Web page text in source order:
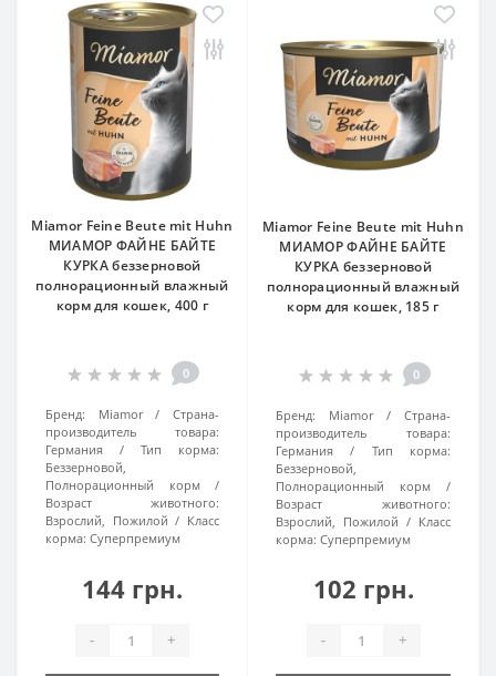
Miamor Feine Beute mit Huhn
МИАМОР ФАЙНЕ БАЙТЕ
КУРКА беззерновой
полнорационный влажный
корм для кошек, 400 г
0
Бренд: Miamor
Страна-
производитель товара:
Германия
Тип корма:
Беззерновой,
Полнорационный корм
Возраст животного:
Взрослий, Пожилой
Класс
корма: Суперпремиум
144 грн.
- +
Miamor Feine Beute mit Huhn
МИАМОР ФАЙНЕ БАЙТЕ
КУРКА беззерновой
полнорационный влажный
корм для кошек, 185 г
0
Бренд: Miamor
Страна-
производитель товара:
Германия
Тип корма:
Беззерновой,
Полнорационный корм
Возраст животного:
Взрослий, Пожилой
Класс
корма: Суперпремиум
102 грн.
- +